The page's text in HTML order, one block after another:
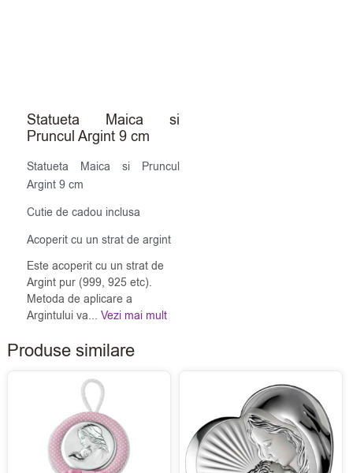
Statueta Maica si
Pruncul Argint 9 cm
Statueta Maica si Pruncul
Argint 9 cm
Cutie de cadou inclusa
Acoperit cu un strat de argint
Este acoperit cu un strat de
Argint pur (999, 925 etc).
Metoda de aplicare a
Argintului va... Vezi mai mult
Produse similare